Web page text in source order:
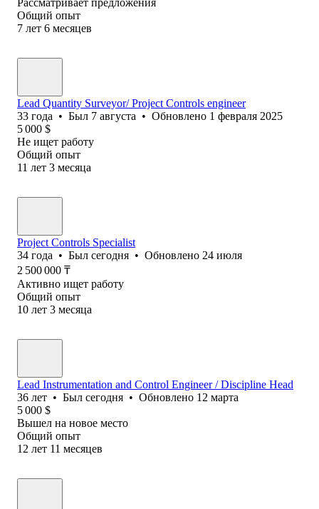
Общий опыт
7 лет 6 месяцев
Lead Quantity Surveyor/ Project Controls engineer
33 года • Был 7 августа • Обновлено 1 февраля 2025
5 000 $
Не ищет работу
Общий опыт
11 лет 3 месяца
Project Controls Specialist
34 года • Был сегодня • Обновлено 24 июля
2 500 000 ₸
Активно ищет работу
Общий опыт
10 лет 3 месяца
Lead Instrumentation and Control Engineer / Discipline Head
36 лет • Был сегодня • Обновлено 12 марта
5 000 $
Вышел на новое место
Общий опыт
12 лет 11 месяцев